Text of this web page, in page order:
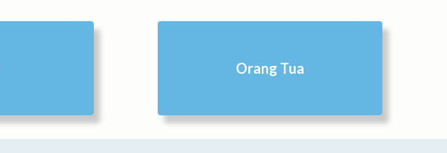
Orang Tua